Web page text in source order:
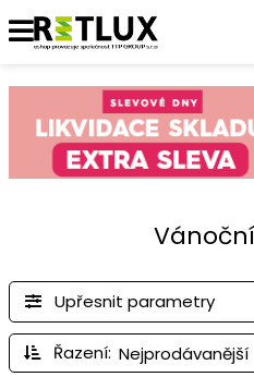
Upřesnit parametry
Řazení: